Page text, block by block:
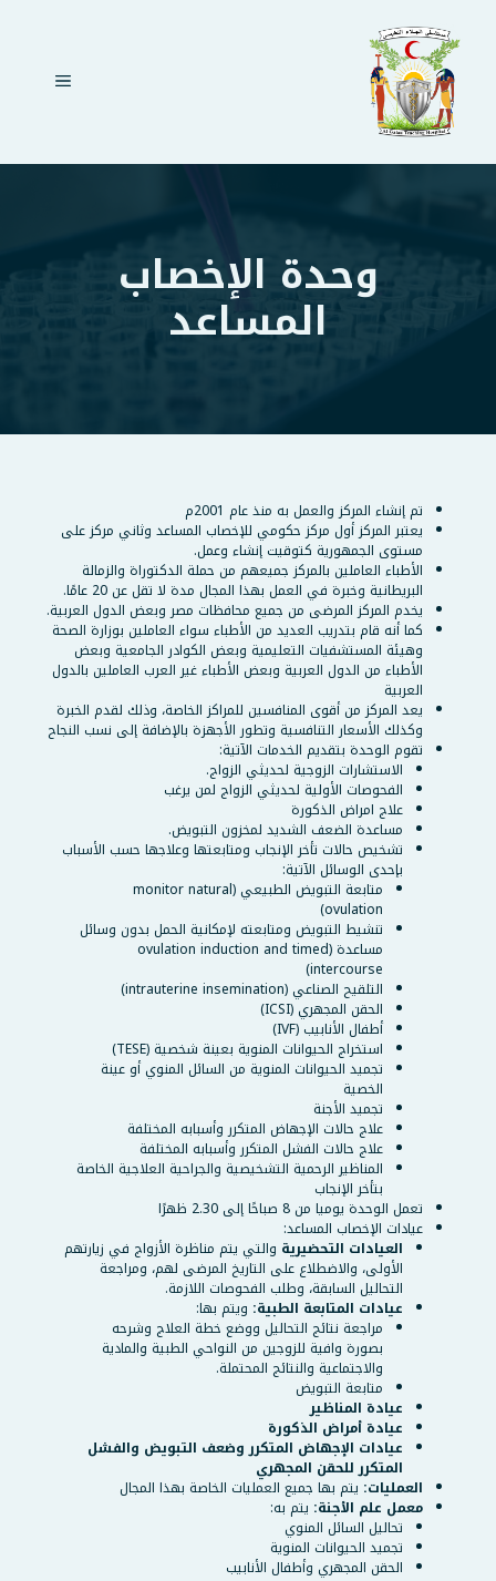
المحتوى
القائمة
وحدة الإخصاب
المساعد
تم إنشاء المركز والعمل به منذ عام 2001م
يعتبر المركز أول مركز حكومي للإخصاب المساعد وثاني مركز على
مستوى الجمهورية كتوقيت إنشاء وعمل.
الأطباء العاملين بالمركز جميعهم من حملة الدكتوراة والزمالة
البريطانية وخبرة في العمل بهذا المجال مدة لا تقل عن 20 عامًا.
يخدم المركز المرضى من جميع محافظات مصر وبعض الدول العربية.
كما أنه قام بتدريب العديد من الأطباء سواء العاملين بوزارة الصحة
وهيئة المستشفيات التعليمية وبعض الكوادر الجامعية وبعض
الأطباء من الدول العربية وبعض الأطباء غير العرب العاملين بالدول
العربية
يعد المركز من أقوى المنافسين للمراكز الخاصة، وذلك لقدم الخبرة
وكذلك الأسعار التنافسية وتطور الأجهزة بالإضافة إلى نسب النجاح
تقوم الوحدة بتقديم الخدمات الآتية:
الاستشارات الزوجية لحديثي الزواج.
الفحوصات الأولية لحديثي الزواج لمن يرغب
علاج امراض الذكورة
مساعدة الضعف الشديد لمخزون التبويض.
تشخيص حالات تأخر الإنجاب ومتابعتها وعلاجها حسب الأسباب
بإحدى الوسائل الآتية:
متابعة التبويض الطبيعي (monitor natural
ovulation)
تنشيط التبويض ومتابعته لإمكانية الحمل بدون وسائل
مساعدة (ovulation induction and timed
intercourse)
التلقيح الصناعي (intrauterine insemination)
الحقن المجهري (ICSI)
أطفال الأنابيب (IVF)
استخراج الحيوانات المنوية بعينة شخصية (TESE)
تجميد الحيوانات المنوية من السائل المنوي أو عينة
الخصية
تجميد الأجنة
علاج حالات الإجهاض المتكرر وأسبابه المختلفة
علاج حالات الفشل المتكرر وأسبابه المختلفة
المناظير الرحمية التشخيصية والجراحية العلاجية الخاصة
بتأخر الإنجاب
تعمل الوحدة يوميا من 8 صباحًا إلى 2.30 ظهرًا
عيادات الإخصاب المساعد:
العيادات التحضيرية والتي يتم مناظرة الأزواج في زيارتهم
الأولى، والاضطلاع على التاريخ المرضى لهم، ومراجعة
التحاليل السابقة، وطلب الفحوصات اللازمة.
عيادات المتابعة الطبية: ويتم بها:
مراجعة نتائج التحاليل ووضع خطة العلاج وشرحه
بصورة وافية للزوجين من النواحي الطبية والمادية
والاجتماعية والنتائج المحتملة.
متابعة التبويض
عيادة المناظير
عيادة أمراض الذكورة
عيادات الإجهاض المتكرر وضعف التبويض والفشل
المتكرر للحقن المجهري
العمليات: يتم بها جميع العمليات الخاصة بهذا المجال
معمل علم الأجنة: يتم به:
تحاليل السائل المنوي
تجميد الحيوانات المنوية
الحقن المجهري وأطفال الأنابيب